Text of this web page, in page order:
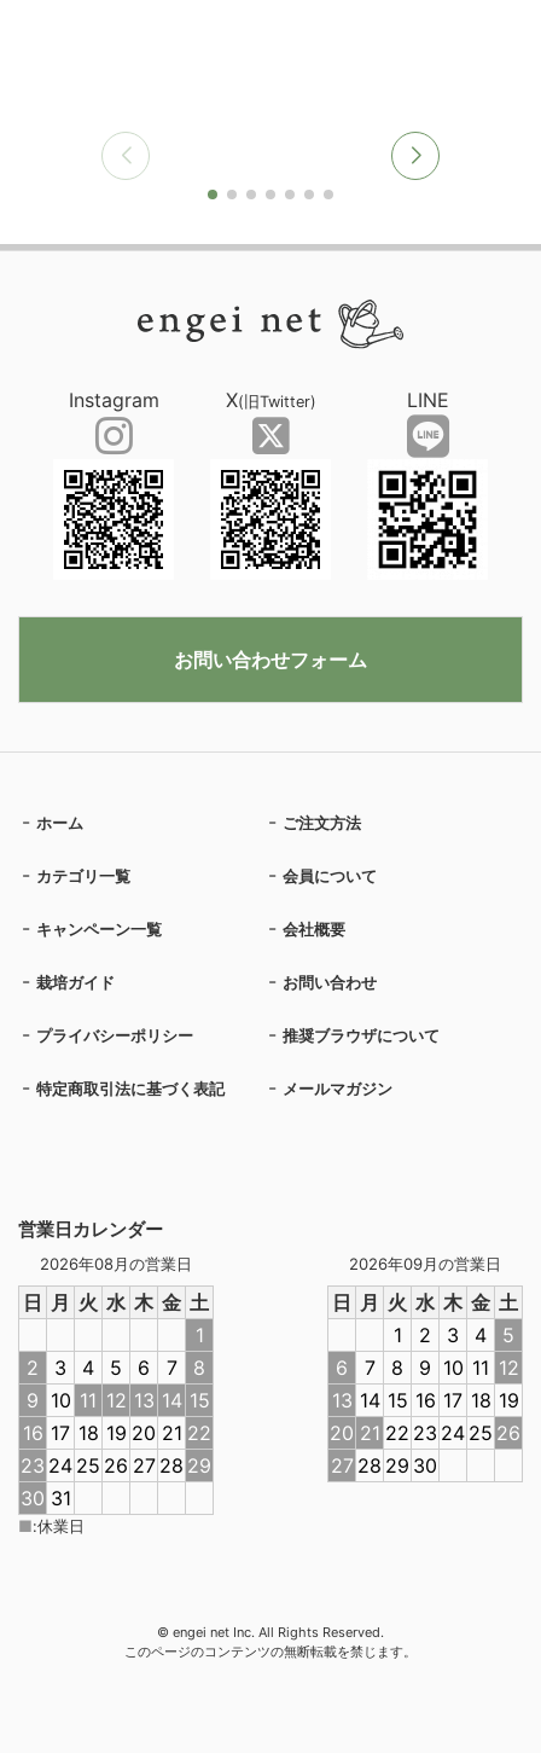
営業日カレンダー
2026年08月の営業日
日 月 火 水 木 金 土
1
2
3 4 5 6 7
8
9 10 11 12 13 14 15
16 17 18 19 20 21 22
23 24 25 26 27 28 29
30 31
2026年09月の営業日
日 月 火 水 木 金 土
1
2 3 4
5
6
7 8 9 10 11 12
13 14 15 16 17 18 19
20 21 22 23 24 25 26
27 28 29 30
■:休業日
ホーム ご注文方法
カテゴリ一覧 会員について
キャンペーン一覧 会社概要
栽培ガイド お問い合わせ
プライバシーポリシー 推奨ブラウザについて
特定商取引法に基づく表記 メールマガジン
Instagram X(旧Twitter) LINE
お問い合わせフォーム
© engei net Inc. All Rights Reserved.
このページのコンテンツの無断転載を禁じます。